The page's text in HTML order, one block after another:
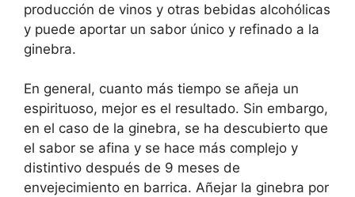
producción de vinos y otras bebidas alcohólicas
y puede aportar un sabor único y refinado a la
ginebra.
En general, cuanto más tiempo se añeja un
espirituoso, mejor es el resultado. Sin embargo,
en el caso de la ginebra, se ha descubierto que
el sabor se afina y se hace más complejo y
distintivo después de 9 meses de
envejecimiento en barrica. Añejar la ginebra por